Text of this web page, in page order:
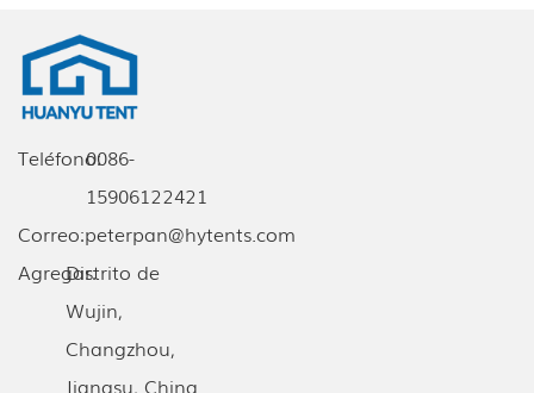
Agregar:Distrito de
Wujin,
Changzhou,
Jiangsu, China
Teléfono:0086-
15906122421
Correo:peterpan@hytents.com